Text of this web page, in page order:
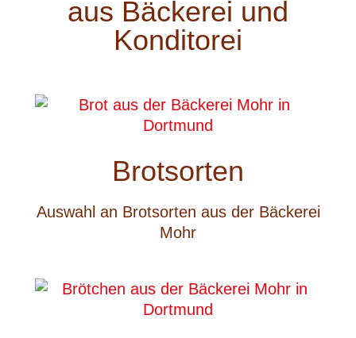
aus Bäckerei und
Konditorei
Brotsorten
Auswahl an Brotsorten aus der Bäckerei
Mohr